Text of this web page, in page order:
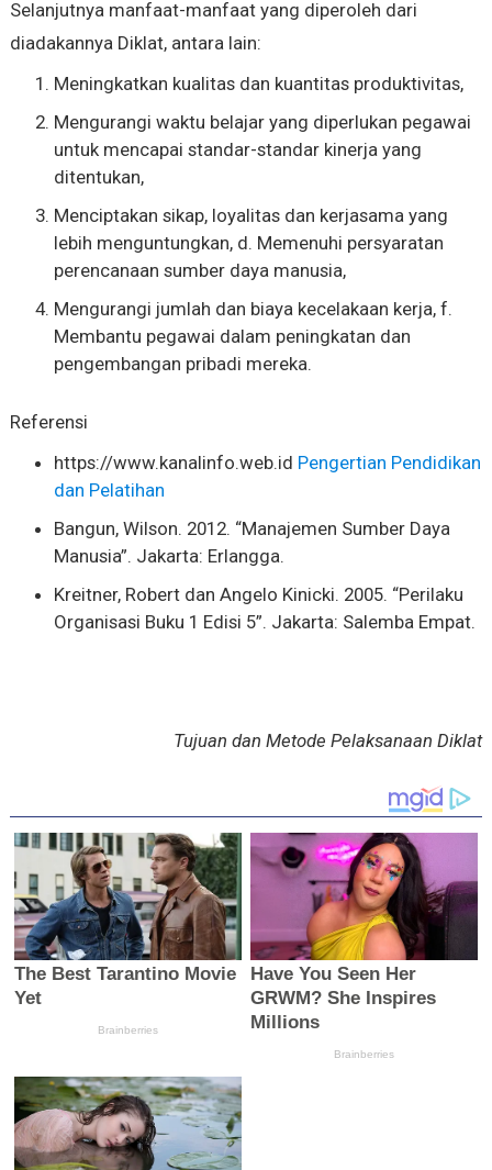
Selanjutnya manfaat-manfaat yang diperoleh dari
diadakannya Diklat, antara lain:
Meningkatkan kualitas dan kuantitas produktivitas,
Mengurangi waktu belajar yang diperlukan pegawai
untuk mencapai standar-standar kinerja yang
ditentukan,
Menciptakan sikap, loyalitas dan kerjasama yang
lebih menguntungkan, d. Memenuhi persyaratan
perencanaan sumber daya manusia,
Mengurangi jumlah dan biaya kecelakaan kerja, f.
Membantu pegawai dalam peningkatan dan
pengembangan pribadi mereka.
Referensi
https://www.kanalinfo.web.id Pengertian Pendidikan
dan Pelatihan
Bangun, Wilson. 2012. “Manajemen Sumber Daya
Manusia”. Jakarta: Erlangga.
Kreitner, Robert dan Angelo Kinicki. 2005. “Perilaku
Organisasi Buku 1 Edisi 5”. Jakarta: Salemba Empat.
Tujuan dan Metode Pelaksanaan Diklat